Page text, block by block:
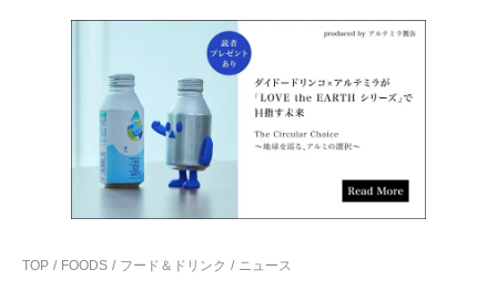
TOP FOODS フード＆ドリンク ニュース